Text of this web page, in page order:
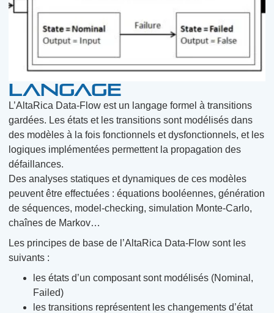
Langage
L’AltaRica Data-Flow est un langage formel à transitions
gardées. Les états et les transitions sont modélisés dans
des modèles à la fois fonctionnels et dysfonctionnels, et les
logiques implémentées permettent la propagation des
défaillances.
Des analyses statiques et dynamiques de ces modèles
peuvent être effectuées : équations booléennes, génération
de séquences, model-checking, simulation Monte-Carlo,
chaînes de Markov…
Les principes de base de l’AltaRica Data-Flow sont les
suivants :
les états d’un composant sont modélisés (Nominal,
Failed)
les transitions représentent les changements d’état